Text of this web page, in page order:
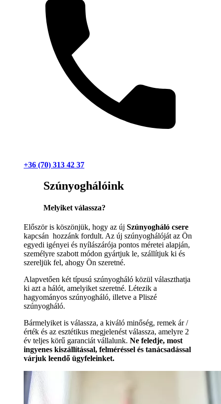
+36 (70) 313 42 37
Szúnyoghálóink
Melyiket válassza?
Először is köszönjük, hogy az új Szúnyogháló csere
kapcsán hozzánk fordult. Az új szúnyoghálóját az Ön
egyedi igényei és nyílászárója pontos méretei alapján,
személyre szabott módon gyártjuk le, szállítjuk ki és
szereljük fel, ahogy Ön szeretné.
Alapvetően két típusú szúnyogháló közül választhatja
ki azt a hálót, amelyiket szeretné. Létezik a
hagyományos szúnyogháló, illetve a Pliszé
szúnyogháló.
Bármelyiket is válassza, a kiváló minőség, remek ár /
érték és az esztétikus megjelenést válassza, amelyre 2
év teljes körű garanciát vállalunk. Ne feledje, most
ingyenes kiszállítással, felméréssel és tanácsadással
várjuk leendő ügyfeleinket.